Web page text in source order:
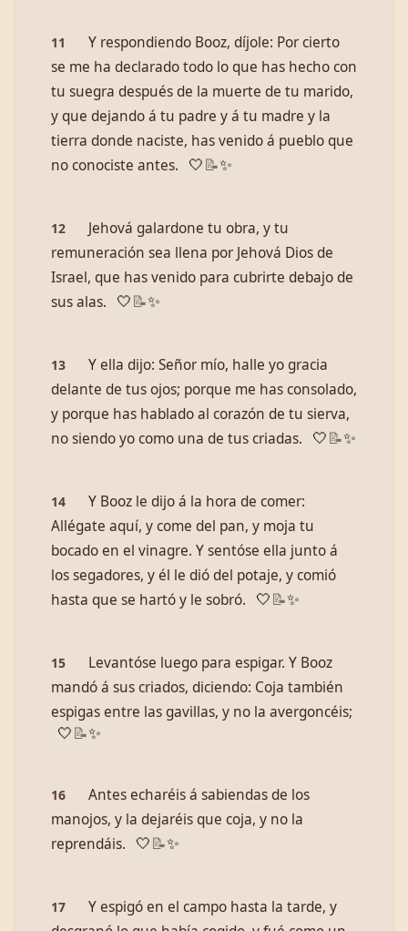
11
Y respondiendo Booz, díjole: Por cierto
se me ha declarado todo lo que has hecho con
tu suegra después de la muerte de tu marido,
y que dejando á tu padre y á tu madre y la
tierra donde naciste, has venido á pueblo que
no conociste antes.
🤍 📝✨
12
Jehová galardone tu obra, y tu
remuneración sea llena por Jehová Dios de
Israel, que has venido para cubrirte debajo de
sus alas.
🤍 📝✨
13
Y ella dijo: Señor mío, halle yo gracia
delante de tus ojos; porque me has consolado,
y porque has hablado al corazón de tu sierva,
no siendo yo como una de tus criadas.
🤍 📝✨
14
Y Booz le dijo á la hora de comer:
Allégate aquí, y come del pan, y moja tu
bocado en el vinagre. Y sentóse ella junto á
los segadores, y él le dió del potaje, y comió
hasta que se hartó y le sobró.
🤍 📝✨
15
Levantóse luego para espigar. Y Booz
mandó á sus criados, diciendo: Coja también
espigas entre las gavillas, y no la avergoncéis;
🤍 📝✨
16
Antes echaréis á sabiendas de los
manojos, y la dejaréis que coja, y no la
reprendáis.
🤍 📝✨
17
Y espigó en el campo hasta la tarde, y